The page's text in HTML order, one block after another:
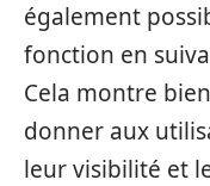
également
fonction en
Cela montre
donner aux
leur visibilité et